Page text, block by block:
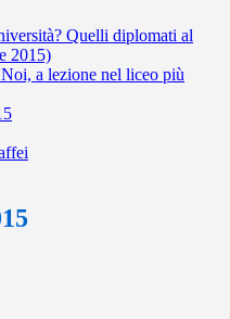
Quelli diplomati al
2015)
a lezione nel liceo più